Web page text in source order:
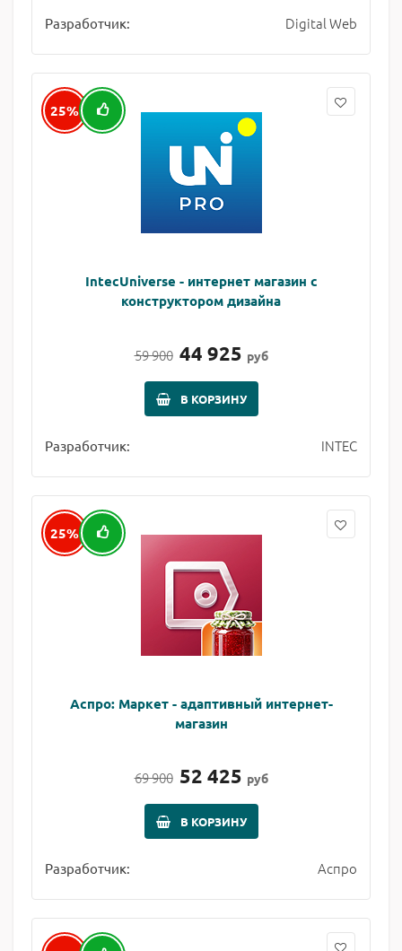
Разработчик: Digital Web
25%
IntecUniverse - интернет магазин с
конструктором дизайна
59 900 44 925 руб
В КОРЗИНУ
Разработчик: INTEC
25%
Аспро: Маркет - адаптивный интернет-
магазин
69 900 52 425 руб
В КОРЗИНУ
Разработчик: Аспро